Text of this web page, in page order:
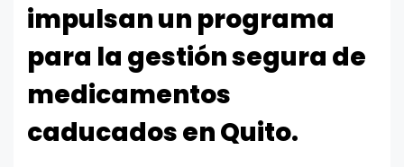
impulsan un programa
para la gestión segura de
medicamentos
caducados en Quito.